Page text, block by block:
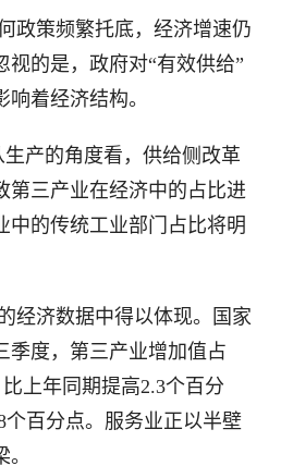
策频繁托底，经济增速仍
视的是，政府对“有效供给”
着经济结构。
的角度看，供给侧改革
第三产业在经济中的占比进
中的传统工业部门占比将明
济数据中得以体现。国家
季度，第三产业增加值占
上年同期提高2.3个百分
个百分点。服务业正以半壁